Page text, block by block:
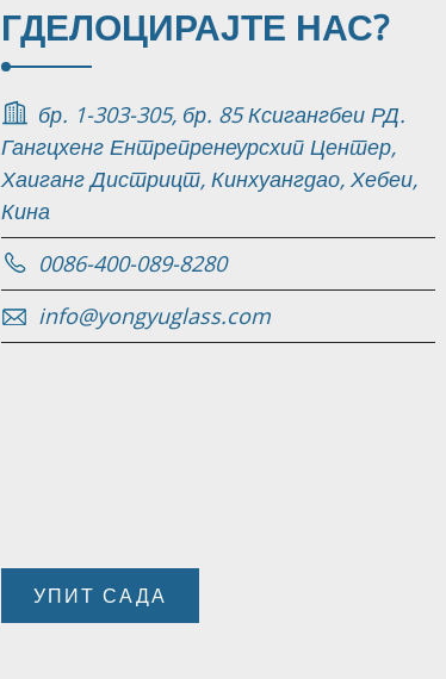
ГДЕЛОЦИРАЈТЕ НАС?
бр. 1-303-305, бр. 85 Ксигангбеи РД.
Гангцхенг Ентрепренеурсхип Центер,
Хаиганг Дистрицт, Кинхуангдао, Хебеи,
Кина
0086-400-089-8280
info@yongyuglass.com
УПИТ САДА